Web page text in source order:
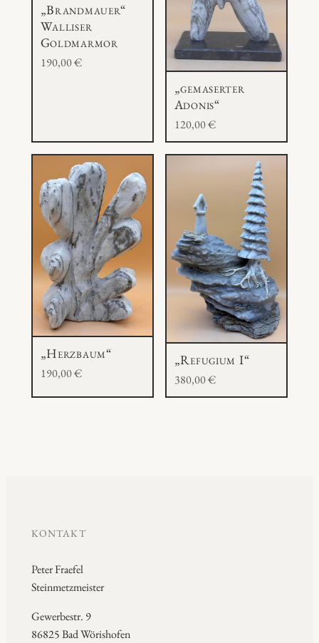
„Brandmauer“
Walliser
Goldmarmor
190,00€
„gemaserter
Adonis“
120,00€
„Herzbaum“
190,00€
„Refugium I“
380,00€
KONTAKT
Peter Fraefel
Steinmetzmeister
Gewerbestr. 9
86825 Bad Wörishofen